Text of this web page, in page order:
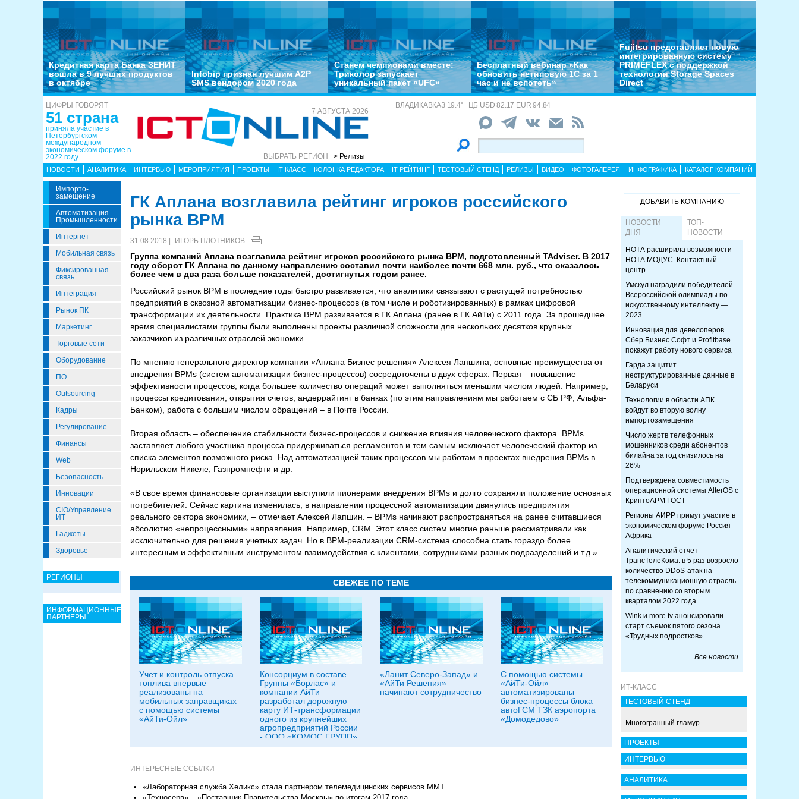
Кредитная карта Банка ЗЕНИТ
вошла в 9 лучших продуктов
в октябре
Infobip признан лучшим A2P
SMS вендором 2020 года
Станем чемпионами вместе:
Триколор запускает
уникальный пакет «UFC»
Бесплатный вебинар «Как
обновить нетиповую 1С за 1
час и не вспотеть»
Fujitsu представляет новую
интегрированную систему
PRIMEFLEX с поддержкой
технологии Storage Spaces
Direct
ЦИФРЫ ГОВОРЯТ
51 страна
приняла участие в
Петербургском
международном
экономическом форуме в
2022 году
7 АВГУСТА 2026
ВЫБРАТЬ РЕГИОН > Релизы
ВЛАДИКАВКАЗ 19.4° ЦБ USD 82.17 EUR 94.84
НОВОСТИ АНАЛИТИКА ИНТЕРВЬЮ МЕРОПРИЯТИЯ ПРОЕКТЫ IT КЛАСС КОЛОНКА РЕДАКТОРА IT РЕЙТИНГ ТЕСТОВЫЙ СТЕНД РЕЛИЗЫ ВИДЕО ФОТОГАЛЕРЕЯ ИНФОГРАФИКА КАТАЛОГ КОМПАНИЙ
Импорто­
Замещение
Автоматизация
Промышленности
Интернет
Мобильная связь
Фиксированная
связь
Интеграция
Рынок ПК
Маркетинг
Торговые сети
Оборудование
ПО
Outsourcing
Кадры
Регулирование
Финансы
Web
Безопасность
Инновации
CIO/Управление
ИТ
Гаджеты
Здоровье
РЕГИОНЫ
ИНФОРМАЦИОННЫЕ
ПАРТНЕРЫ
ГК Аплана возглавила рейтинг игроков российского
рынка BPM
31.08.2018 | ИГОРЬ ПЛОТНИКОВ
Группа компаний Аплана возглавила рейтинг игроков российского рынка BPM, подготовленный TAdviser. В 2017
году оборот ГК Аплана по данному направлению составил почти наиболее почти 668 млн. руб., что оказалось
более чем в два раза больше показателей, достигнутых годом ранее.
Российский рынок BPM в последние годы быстро развивается, что аналитики связывают с растущей потребностью
предприятий в сквозной автоматизации бизнес-процессов (в том числе и роботизированных) в рамках цифровой
трансформации их деятельности. Практика BPM развивается в ГК Аплана (ранее в ГК АйТи) с 2011 года. За прошедшее
время специалистами группы были выполнены проекты различной сложности для нескольких десятков крупных
заказчиков из различных отраслей экономки.
По мнению генерального директор компании «Аплана Бизнес решения» Алексея Лапшина, основные преимущества от
внедрения BPMs (систем автоматизации бизнес-процессов) сосредоточены в двух сферах. Первая – повышение
эффективности процессов, когда большее количество операций может выполняться меньшим числом людей. Например,
процессы кредитования, открытия счетов, андеррайтинг в банках (по этим направлениям мы работаем с СБ РФ, Альфа-
Банком), работа с большим числом обращений – в Почте России.
Вторая область – обеспечение стабильности бизнес-процессов и снижение влияния человеческого фактора. BPMs
заставляет любого участника процесса придерживаться регламентов и тем самым исключает человеческий фактор из
списка элементов возможного риска. Над автоматизацией таких процессов мы работам в проектах внедрения BPMs в
Норильском Никеле, Газпромнефти и др.
«В свое время финансовые организации выступили пионерами внедрения BPMs и долго сохраняли положение основных
потребителей. Сейчас картина изменилась, в направлении процессной автоматизации двинулись предприятия
реального сектора экономики, – отмечает Алексей Лапшин. – BPMs начинают распространяться на ранее считавшиеся
абсолютно «непроцессными» направления. Например, CRM. Этот класс систем многие раньше рассматривали как
исключительно для решения учетных задач. Но в BPM-реализации CRM-система способна стать гораздо более
интересным и эффективным инструментом взаимодействия с клиентами, сотрудниками разных подразделений и т.д.»
СВЕЖЕЕ ПО ТЕМЕ
Учет и контроль отпуска
топлива впервые
реализованы на
мобильных заправщиках
с помощью системы
«АйТи-Ойл»
Консорциум в составе
Группы «Борлас» и
компании АйТи
разработал дорожную
карту ИТ-трансформации
одного из крупнейших
агропредприятий России
- ООО «КОМОС ГРУПП»
«Ланит Северо-Запад» и
«АйТи Решения»
начинают сотрудничество
С помощью системы
«АйТи-Ойл»
автоматизированы
бизнес-процессы блока
автоГСМ ТЗК аэропорта
«Домодедово»
ИНТЕРЕСНЫЕ ССЫЛКИ
«Лабораторная служба Хеликс» стала партнером телемедицинских сервисов ММТ
ДОБАВИТЬ КОМПАНИЮ
НОВОСТИ
ДНЯ
ТОП-
НОВОСТИ
НОТА расширила возможности
НОТА МОДУС. Контактный
центр
Умскул наградили победителей
Всероссийской олимпиады по
искусственному интеллекту —
2023
Инновация для девелоперов.
Сбер Бизнес Софт и Profitbase
покажут работу нового сервиса
Гарда защитит
неструктурированные данные в
Беларуси
Технологии в области АПК
войдут во вторую волну
импортозамещения
Число жертв телефонных
мошенников среди абонентов
билайна за год снизилось на
26%
Подтверждена совместимость
операционной системы AlterOS с
КриптоАРМ ГОСТ
Регионы АИРР примут участие в
экономическом форуме Россия –
Африка
Аналитический отчет
ТрансТелеКома: в 5 раз возросло
количество DDoS-атак на
телекоммуникационную отрасль
по сравнению со вторым
кварталом 2022 года
Wink и more.tv анонсировали
старт съемок пятого сезона
«Трудных подростков»
Все новости
ИТ-КЛАСС
ТЕСТОВЫЙ СТЕНД
Многогранный гламур
ПРОЕКТЫ
ИНТЕРВЬЮ
АНАЛИТИКА